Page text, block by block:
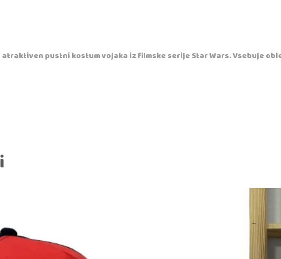
pustni kostum vojaka iz filmske serije Star Wars. Vsebuje